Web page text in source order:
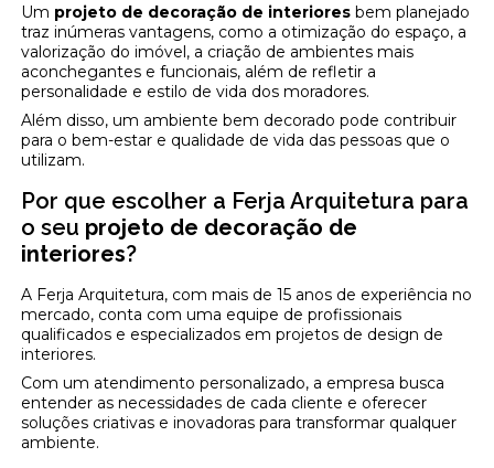
Um projeto de decoração de interiores bem planejado
traz inúmeras vantagens, como a otimização do espaço, a
valorização do imóvel, a criação de ambientes mais
aconchegantes e funcionais, além de refletir a
personalidade e estilo de vida dos moradores.
Além disso, um ambiente bem decorado pode contribuir
para o bem-estar e qualidade de vida das pessoas que o
utilizam.
Por que escolher a Ferja Arquitetura para
o seu projeto de decoração de
interiores?
A Ferja Arquitetura, com mais de 15 anos de experiência no
mercado, conta com uma equipe de profissionais
qualificados e especializados em projetos de design de
interiores.
Com um atendimento personalizado, a empresa busca
entender as necessidades de cada cliente e oferecer
soluções criativas e inovadoras para transformar qualquer
ambiente.